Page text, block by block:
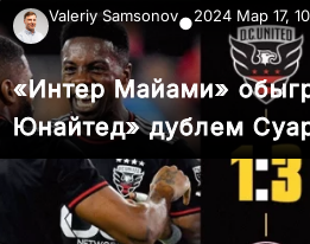
Valeriy Samsonov●2024 Мар 17,
«Интер Майами»
Юнайтед» дублем